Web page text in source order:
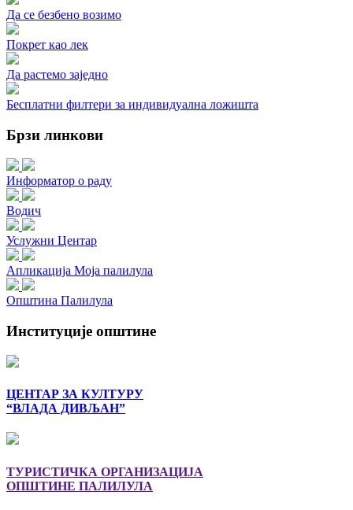
Да се безбено возимо
Покрет као лек
Да растемо заједно
Бесплатни филтери за индивидуална ложишта
Брзи линкови
Информатор о раду
Водич
Услужни Центар
Апликација Моја палилула
Општина Палилула
Институције општине
ЦЕНТАР ЗА КУЛТУРУ
“ВЛАДА ДИВЉАН”
ТУРИСТИЧКА ОРГАНИЗАЦИЈА
ОПШТИНЕ ПАЛИЛУЛА